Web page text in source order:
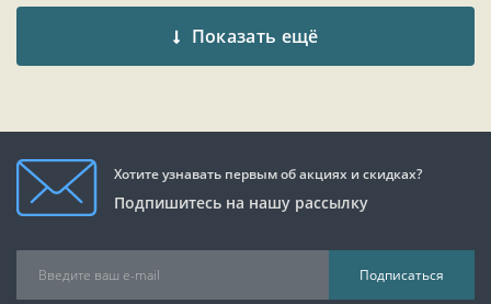
Показать ещё
Хотите узнавать первым об акциях и скидках?
Подпишитесь на нашу рассылку
Подписаться